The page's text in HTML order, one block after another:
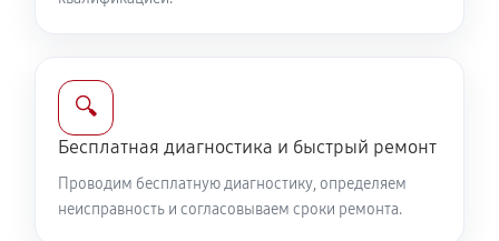
🔍
Бесплатная диагностика и быстрый ремонт
Проводим бесплатную диагностику, определяем
неисправность и согласовываем сроки ремонта.